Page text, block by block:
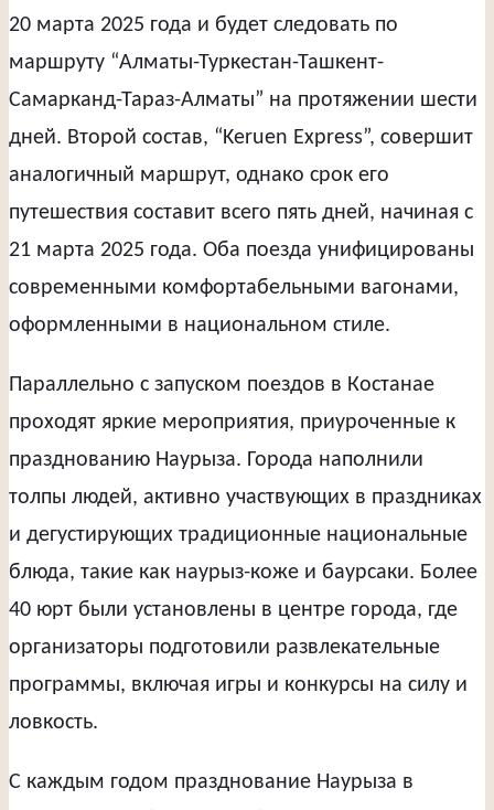
20 марта 2025 года и будет следовать по
маршруту “Алматы-Туркестан-Ташкент-
Самарканд-Тараз-Алматы” на протяжении шести
дней. Второй состав, “Keruen Express”, совершит
аналогичный маршрут, однако срок его
путешествия составит всего пять дней, начиная с
21 марта 2025 года. Оба поезда унифицированы
современными комфортабельными вагонами,
оформленными в национальном стиле.
Параллельно с запуском поездов в Костанае
проходят яркие мероприятия, приуроченные к
празднованию Наурыза. Города наполнили
толпы людей, активно участвующих в праздниках
и дегустирующих традиционные национальные
блюда, такие как наурыз-коже и баурсаки. Более
40 юрт были установлены в центре города, где
организаторы подготовили развлекательные
программы, включая игры и конкурсы на силу и
ловкость.
С каждым годом празднование Наурыза в